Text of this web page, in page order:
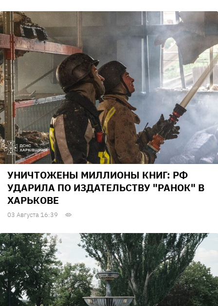
УНИЧТОЖЕНЫ МИЛЛИОНЫ КНИГ: РФ
УДАРИЛА ПО ИЗДАТЕЛЬСТВУ "РАНОК" В
ХАРЬКОВЕ
03 Августа 16:39